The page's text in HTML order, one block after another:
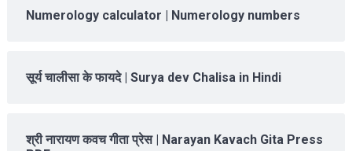
Numerology calculator | Numerology numbers
सूर्य चालीसा के फायदे | Surya dev Chalisa in Hindi
श्री नारायण कवच गीता प्रेस | Narayan Kavach Gita Press